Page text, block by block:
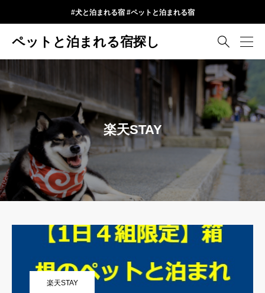
#犬と泊まれる宿 #ペットと泊まれる宿
ペットと泊まれる宿探し 
楽天STAY
楽天STAY